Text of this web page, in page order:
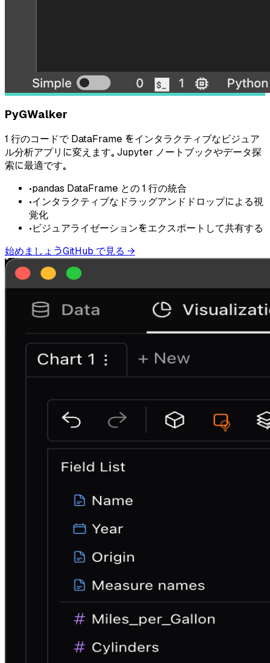
PyGWalker
1 行のコードで DataFrame をインタラクティブなビジュア
ル分析アプリに変えます。 Jupyter ノートブックやデータ探
索に最適です。
•pandas DataFrame との 1 行の統合
•インタラクティブなドラッグアンドドロップによる視
覚化
• ビジュアライゼーションをエクスポートして共有する
始めましょうGitHub で見る →